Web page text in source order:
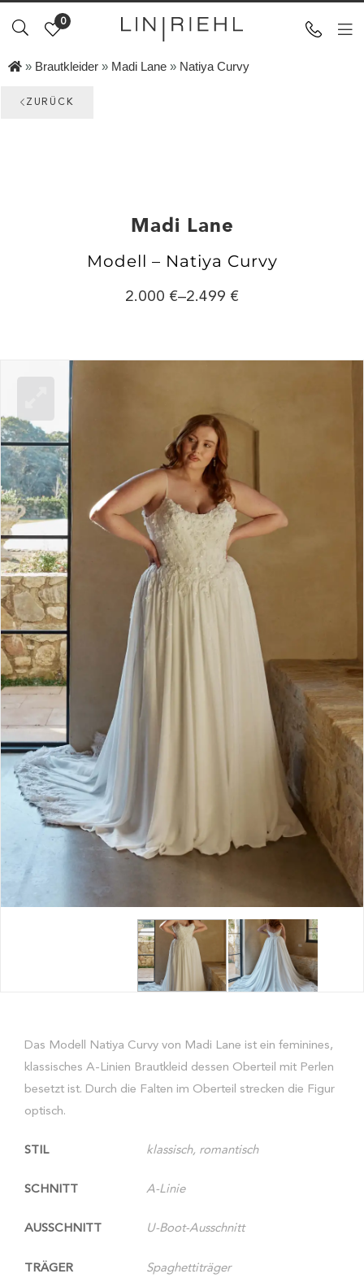
0
» Brautkleider » Madi Lane » Natiya Curvy
ZURÜCK
Madi Lane
Modell – Natiya Curvy
2.000 –2.499
Das Modell Natiya Curvy von Madi Lane ist ein feminines,
klassisches A-Linien Brautkleid dessen Oberteil mit Perlen
besetzt ist. Durch die Falten im Oberteil strecken die Figur
optisch.
STIL klassisch, romantisch
SCHNITT A-Linie
AUSSCHNITT U-Boot-Ausschnitt
TRÄGER Spaghettiträger